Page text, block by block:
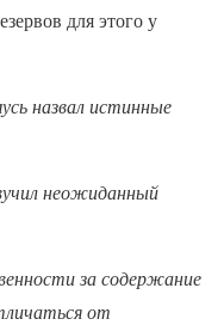
для этого у
назвал истинные
неожиданный
за содержание
от